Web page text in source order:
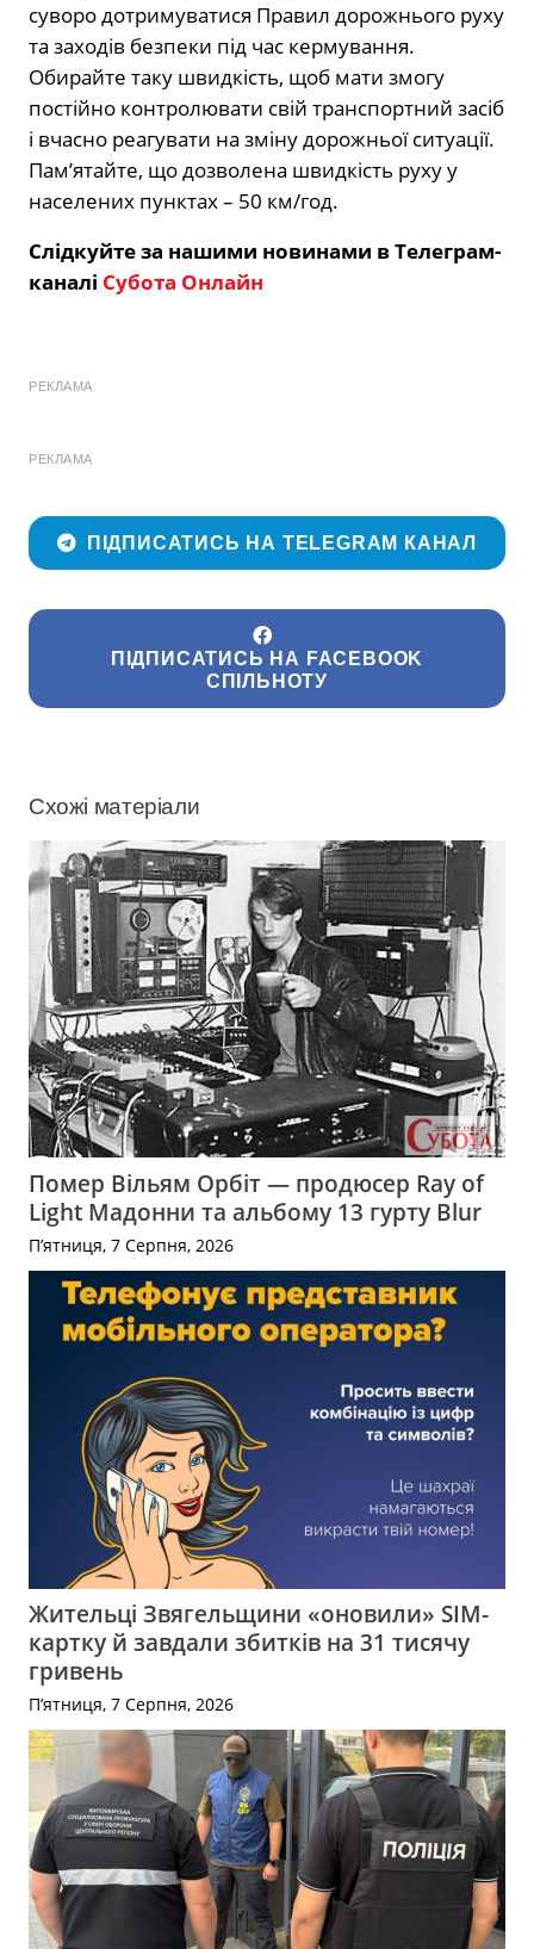
суворо дотримуватися Правил дорожнього руху
та заходів безпеки під час кермування.
Обирайте таку швидкість, щоб мати змогу
постійно контролювати свій транспортний засіб
і вчасно реагувати на зміну дорожньої ситуації.
Пам’ятайте, що дозволена швидкість руху у
населених пунктах – 50 км/год.
Слідкуйте за нашими новинами в Телеграм-
каналі Субота Онлайн
РЕКЛАМА
РЕКЛАМА
ПІДПИСАТИСЬ НА TELEGRAM КАНАЛ
ПІДПИСАТИСЬ НА FACEBOOK
СПІЛЬНОТУ
Схожі матеріали
Помер Вільям Орбіт — продюсер Ray of
Light Мадонни та альбому 13 гурту Blur
П’ятниця, 7 Серпня, 2026
Жительці Звягельщини «оновили» SIM-
картку й завдали збитків на 31 тисячу
гривень
П’ятниця, 7 Серпня, 2026